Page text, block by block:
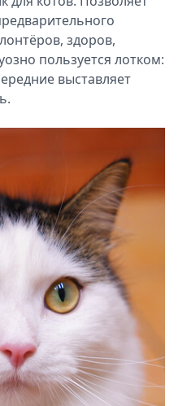
здоров,
пользуется лотком:
выставляет